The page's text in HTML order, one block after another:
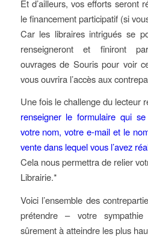
Et d’ailleurs, vos efforts seront
le financement participatif (si
Car les libraires intrigués se
renseigneront et finiront
ouvrages de Souris pour voir
vous ouvrira l’accès aux
Une fois le challenge du lecteur
renseigner le formulaire qui
votre nom, votre e-mail et le
vente dans lequel vous l’avez
Cela nous permettra de relier
Librairie.*
Voici l’ensemble des
prétendre – votre
sûrement à atteindre les plus